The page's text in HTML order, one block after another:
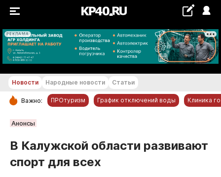
РЕКЛАМА
+17...+18 °С
РУБРИКИ
Новости компаний
Статьи
Новости Народные новости Статьи
Важно: ПРОтуризм График отключений воды Клиника
Анонсы
В Калужской области развивают
спорт для всех